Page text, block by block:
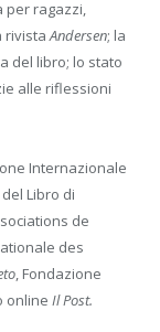
per ragazzi,
rivistaAndersen; la
del libro; lo stato
alle riflessioni
Internazionale
Libro di
de
des
, Fondazione
online Il Post.